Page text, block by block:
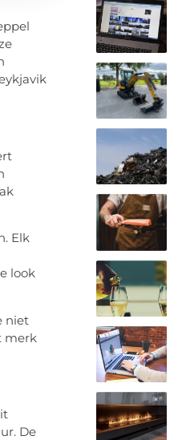
Elk
look
niet
merk
De